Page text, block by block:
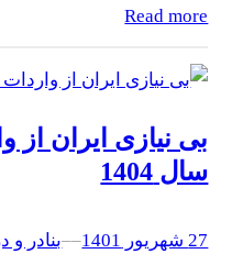
Read more
بی نیازی ایران از
سال 1404
27 شهریور 1401 –
–بنادر و